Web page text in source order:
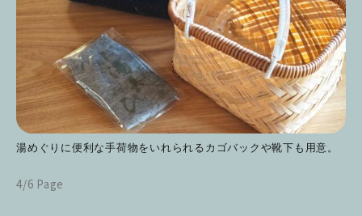
湯めぐりに便利な手荷物をいれられるカゴバックや靴下も用意。
4/6 Page